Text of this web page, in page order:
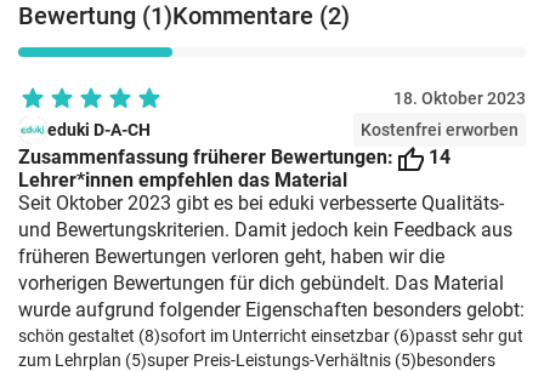
Bewertung (1)Kommentare (2)
18. Oktober 2023
eduki D-A-CH
Kostenfrei erworben
Zusammenfassung früherer Bewertungen:
14
Lehrer*innen empfehlen das Material
Seit Oktober 2023 gibt es bei eduki verbesserte Qualitäts-
und Bewertungskriterien. Damit jedoch kein Feedback aus
früheren Bewertungen verloren geht, haben wir die
vorherigen Bewertungen für dich gebündelt. Das Material
wurde aufgrund folgender Eigenschaften besonders gelobt:
schön gestaltet (8)sofort im Unterricht einsetzbar (6)passt sehr gut
zum Lehrplan (5)super Preis-Leistungs-Verhältnis (5)besonders